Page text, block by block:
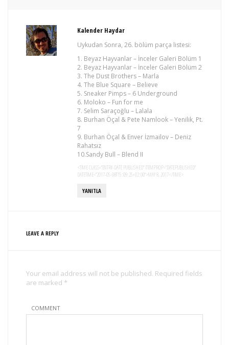
Kalender Haydar
Uykudan Sonra, 26. bölüm parça listesi:
1. Beyaz Hayvanlar – İnceler Galeri Bölüm 1
2. Beyaz Hayvanlar – İnceler Galeri Bölüm 2
3. The Dust Brothers – Marla
4. The Blue Square – Believe
5. Sneaker Pimps – 6 Underground
6. Moloko – Fun for me
7. Selim Saraçoğlu – Lalala
8. Burhan Öçal & Pete Namlook – Yenilik, Pt.
7
9. Burhan Öçal & Enver İzmailov – Deniz
Rahatsız
10.Sandy Bull – Blend II
<TIME CLASS="ENTRY-DATE PUBLISHED" ITEMPROP="DATEPUBLISHED"
DATETIME="2017-05-08T15:09:25+02:00">MAY 8, 2017</TIME>
YANITLA
LEAVE A REPLY
Your email address will not be published. Required fields
are marked *
COMMENT